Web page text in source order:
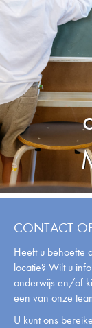
CONTACT
Heeft u behoefte
locatie? Wilt u
onderwijs en/of
een van onze
U kunt ons